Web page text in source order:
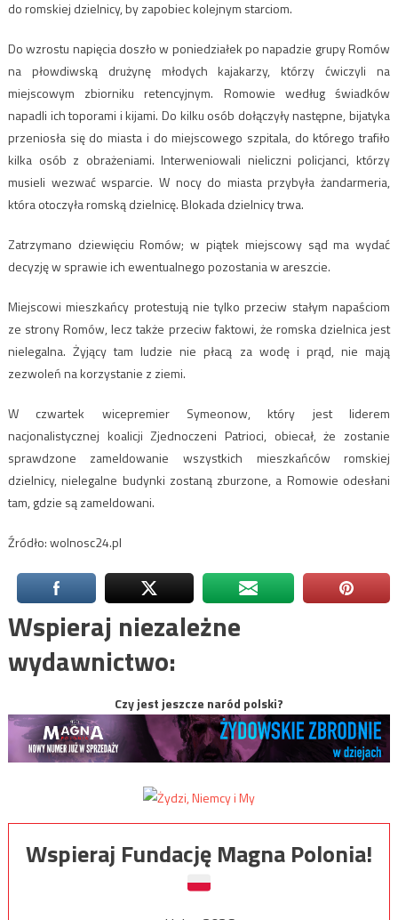
do romskiej dzielnicy, by zapobiec kolejnym starciom.
Do wzrostu napięcia doszło w poniedziałek po napadzie grupy Romów
na płowdiwską drużynę młodych kajakarzy, którzy ćwiczyli na
miejscowym zbiorniku retencyjnym. Romowie według świadków
napadli ich toporami i kijami. Do kilku osób dołączyły następne, bijatyka
przeniosła się do miasta i do miejscowego szpitala, do którego trafiło
kilka osób z obrażeniami. Interweniowali nieliczni policjanci, którzy
musieli wezwać wsparcie. W nocy do miasta przybyła żandarmeria,
która otoczyła romską dzielnicę. Blokada dzielnicy trwa.
Zatrzymano dziewięciu Romów; w piątek miejscowy sąd ma wydać
decyzję w sprawie ich ewentualnego pozostania w areszcie.
Miejscowi mieszkańcy protestują nie tylko przeciw stałym napaściom
ze strony Romów, lecz także przeciw faktowi, że romska dzielnica jest
nielegalna. Żyjący tam ludzie nie płacą za wodę i prąd, nie mają
zezwoleń na korzystanie z ziemi.
W czwartek wicepremier Symeonow, który jest liderem
nacjonalistycznej koalicji Zjednoczeni Patrioci, obiecał, że zostanie
sprawdzone zameldowanie wszystkich mieszkańców romskiej
dzielnicy, nielegalne budynki zostaną zburzone, a Romowie odesłani
tam, gdzie są zameldowani.
Źródło: wolnosc24.pl
Wspieraj niezależne
wydawnictwo:
Czy jest jeszcze naród polski?
Wspieraj Fundację Magna Polonia!